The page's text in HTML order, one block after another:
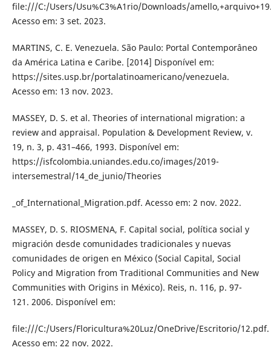
file:///C:/Users/Usu%C3%A1rio/Downloads/
Acesso em: 3 set. 2023.
MARTINS, C. E. Venezuela. São Paulo: Portal Contemporâneo
da América Latina e Caribe. [2014] Disponível em:
https://sites.usp.br/portalatinoamericano/venezuela.
Acesso em: 13 nov. 2023.
MASSEY, D. S. et al. Theories of international migration: a
review and appraisal. Population & Development Review, v.
19, n. 3, p. 431–466, 1993. Disponível em:
https://isfcolombia.uniandes.edu.co/images/2019-
intersemestral/14_de_junio/Theories
_of_International_Migration.pdf. Acesso em: 2 nov. 2022.
MASSEY, D. S. RIOSMENA, F. Capital social, política social y
migración desde comunidades tradicionales y nuevas
comunidades de origen en México (Social Capital, Social
Policy and Migration from Traditional Communities and New
Communities with Origins in México). Reis, n. 116, p. 97-
121. 2006. Disponível em:
file:///C:/Users/Floricultura%20Luz/OneDrive/Escritorio/12.pdf.
Acesso em: 22 nov. 2022.